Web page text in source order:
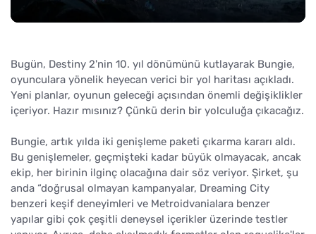
Bugün, Destiny 2'nin 10. yıl dönümünü kutlayarak Bungie,
oyunculara yönelik heyecan verici bir yol haritası açıkladı.
Yeni planlar, oyunun geleceği açısından önemli değişiklikler
içeriyor. Hazır mısınız? Çünkü derin bir yolculuğa çıkacağız.
Bungie, artık yılda iki genişleme paketi çıkarma kararı aldı.
Bu genişlemeler, geçmişteki kadar büyük olmayacak, ancak
ekip, her birinin ilginç olacağına dair söz veriyor. Şirket, şu
anda “doğrusal olmayan kampanyalar, Dreaming City
benzeri keşif deneyimleri ve Metroidvanialara benzer
yapılar gibi çok çeşitli deneysel içerikler üzerinde testler